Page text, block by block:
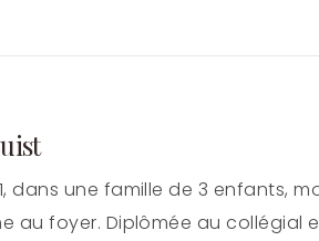
dans une famille de 3 enfants,
au foyer. Diplômée au collégial